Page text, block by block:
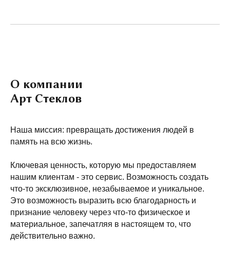
О компании
Арт Стеклов
Наша миссия: превращать достижения людей в
память на всю жизнь.
Ключевая ценность, которую мы предоставляем
нашим клиентам - это сервис. Возможность создать
что-то эксклюзивное, незабываемое и уникальное.
Это возможность выразить всю благодарность и
признание человеку через что-то физическое и
материальное, запечатляя в настоящем то, что
действительно важно.